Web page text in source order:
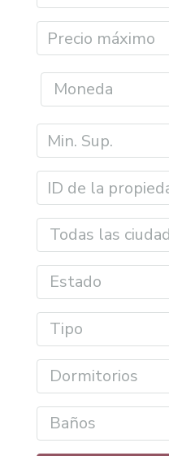
Moneda
Todas las
Estado
Tipo
Dormitorios
Baños